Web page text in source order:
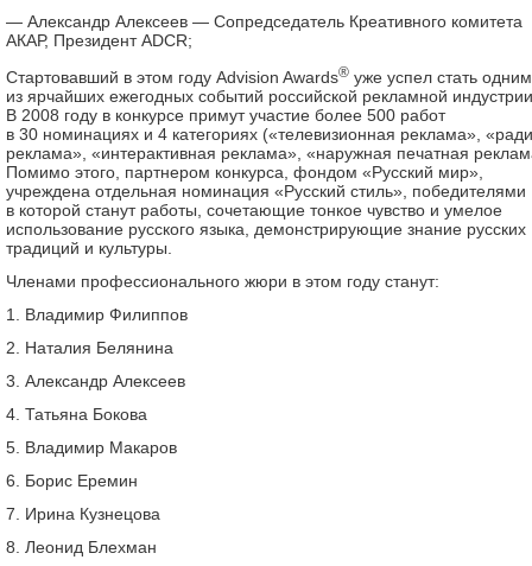
— Александр Алексеев — Сопредседатель Креативного комитета
АКАР, Президент ADCR;
Стартовавший в этом году Advision Awards® уже успел стать одним
из ярчайших ежегодных событий российской рекламной
В 2008 году в конкурсе примут участие более 500 работ
в 30 номинациях и 4 категориях («телевизионная реклама»,
реклама», «интерактивная реклама», «наружная печатная
Помимо этого, партнером конкурса, фондом «Русский мир»,
учреждена отдельная номинация «Русский стиль», победителями
в которой станут работы, сочетающие тонкое чувство и умелое
использование русского языка, демонстрирующие знание русских
традиций и культуры.
Членами профессионального жюри в этом году станут:
1. Владимир Филиппов
2. Наталия Белянина
3. Александр Алексеев
4. Татьяна Бокова
5. Владимир Макаров
6. Борис Еремин
7. Ирина Кузнецова
8. Леонид Блехман